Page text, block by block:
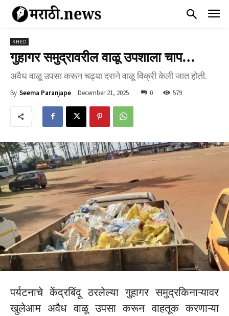
KHED
गुहागर समुद्रावरील वाळू उपशाला चाप…
अवैध वाळू उपसा करून चढ्या दराने वाळू विक्री केली जात होती.
By Seema Paranjape December 21, 2025 0 579
पर्यटनाचे केंद्रबिंदू ठरलेल्या गुहागर समुद्रकिनाऱ्यावर
खुलेआम अवैध वाळू उपसा करून वाहतूक करणाऱ्या